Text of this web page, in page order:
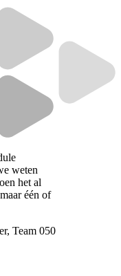
weten
het al
één of
Team 050